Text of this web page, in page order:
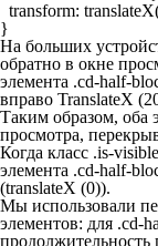
transform:
}
На больших
обратно в окне
элемента .cd-half-
вправо TranslateX
Таким образом, оба
просмотра,
Когда класс .is-visible
элемента .cd-half-
(translateX (0)).
Мы использовали
элементов: для .cd-
продолжительность